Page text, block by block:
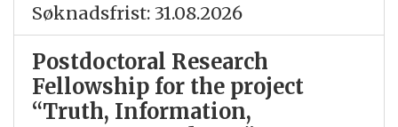
Søknadsfrist: 31.08.2026
Postdoctoral Research
Fellowship for the project
“Truth, Information,